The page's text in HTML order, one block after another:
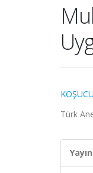
Türk